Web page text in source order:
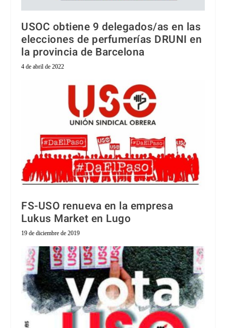
USOC obtiene 9 delegados/as en las
elecciones de perfumerías DRUNI en
la provincia de Barcelona
4 de abril de 2022
FS-USO renueva en la empresa
Lukus Market en Lugo
19 de diciembre de 2019